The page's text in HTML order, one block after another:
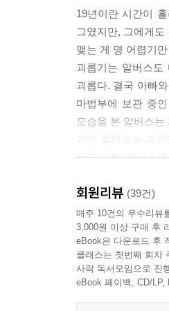
19년이란 시간이
그였지만, 그에게
맺는 게 영 어렵기
괴롭기는 알버스
괴롭다. 결국 아빠
마법부에 보관 중
모습을 본 알버스
누구일까? 알버스
J.K. 롤링이 팬에게
“『해리 포터와 저
2015년 6월, J.K.
번째 이야기를 연
장소는 영국 런던
회원리뷰 (39건)
매주 10건의 우수리뷰
3,000원 이상 구매 후
eBook은 다운로드 후
클래스는 첫번째 회차
사락 독서모임으로 진
eBook 페이백, CD/